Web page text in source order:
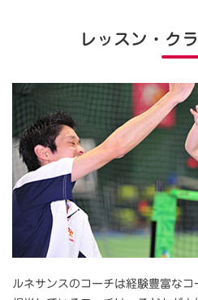
レッスン・ク
ルネサンスのコーチは経験豊富な